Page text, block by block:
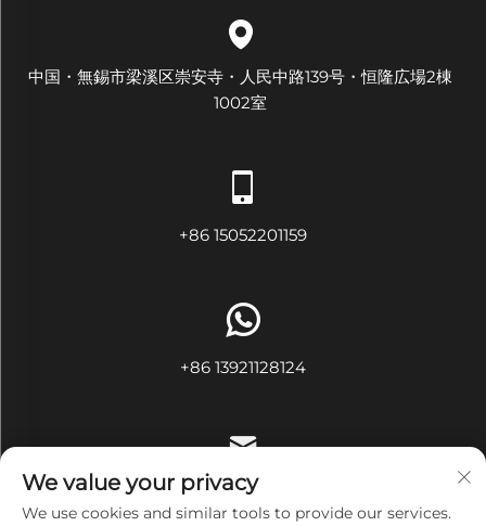
中国・無錫市梁溪区崇安寺・人民中路139号・恒隆広場2棟
1002室
+86 15052201159
+86 13921128124
[email protected]
We value your privacy
We use cookies and similar tools to provide our services.